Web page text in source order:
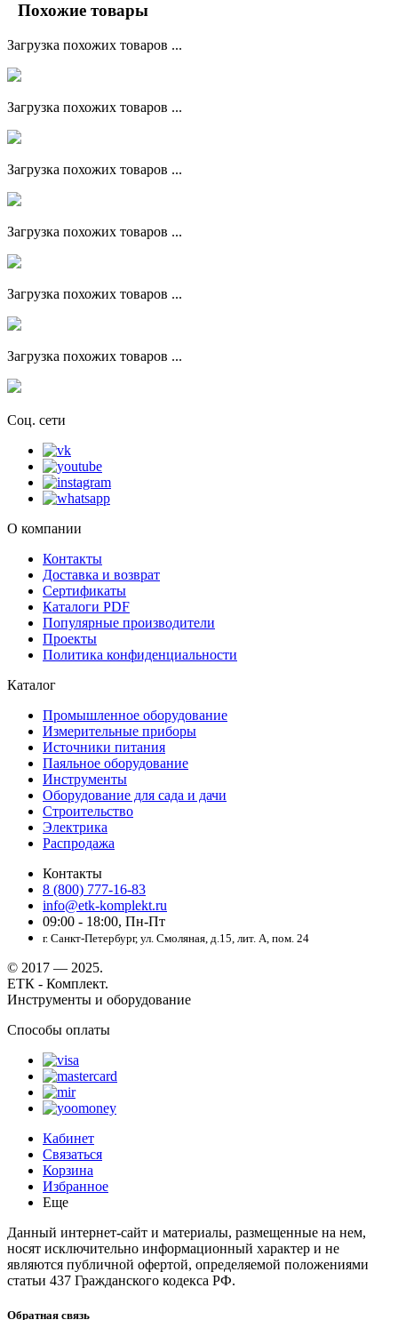
Похожие товары
Загрузка похожих товаров ...
Загрузка похожих товаров ...
Загрузка похожих товаров ...
Загрузка похожих товаров ...
Загрузка похожих товаров ...
Загрузка похожих товаров ...
Соц. сети
О компании
Контакты
Доставка и возврат
Сертификаты
Каталоги PDF
Популярные производители
Проекты
Политика конфиденциальности
Каталог
Промышленное оборудование
Измерительные приборы
Источники питания
Паяльное оборудование
Инструменты
Оборудование для сада и дачи
Строительство
Электрика
Распродажа
Контакты
8 (800) 777-16-83
info@etk-komplekt.ru
09:00 - 18:00, Пн-Пт
г. Санкт-Петербург, ул. Смоляная, д.15, лит. А, пом. 24
© 2017 — 2025.
ЕТК - Комплект.
Инструменты и оборудование
Способы оплаты
Кабинет
Связаться
Корзина
Избранное
Еще
Данный интернет-сайт и материалы, размещенные на нем,
носят исключительно информационный характер и не
являются публичной офертой, определяемой положениями
статьи 437 Гражданского кодекса РФ.
Обратная связь